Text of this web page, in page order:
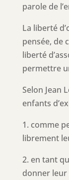
parole de
La liberté
pensée, de
liberté
permettre
Selon Jean
enfants
1. comme
librement
2. en tant
donner leur